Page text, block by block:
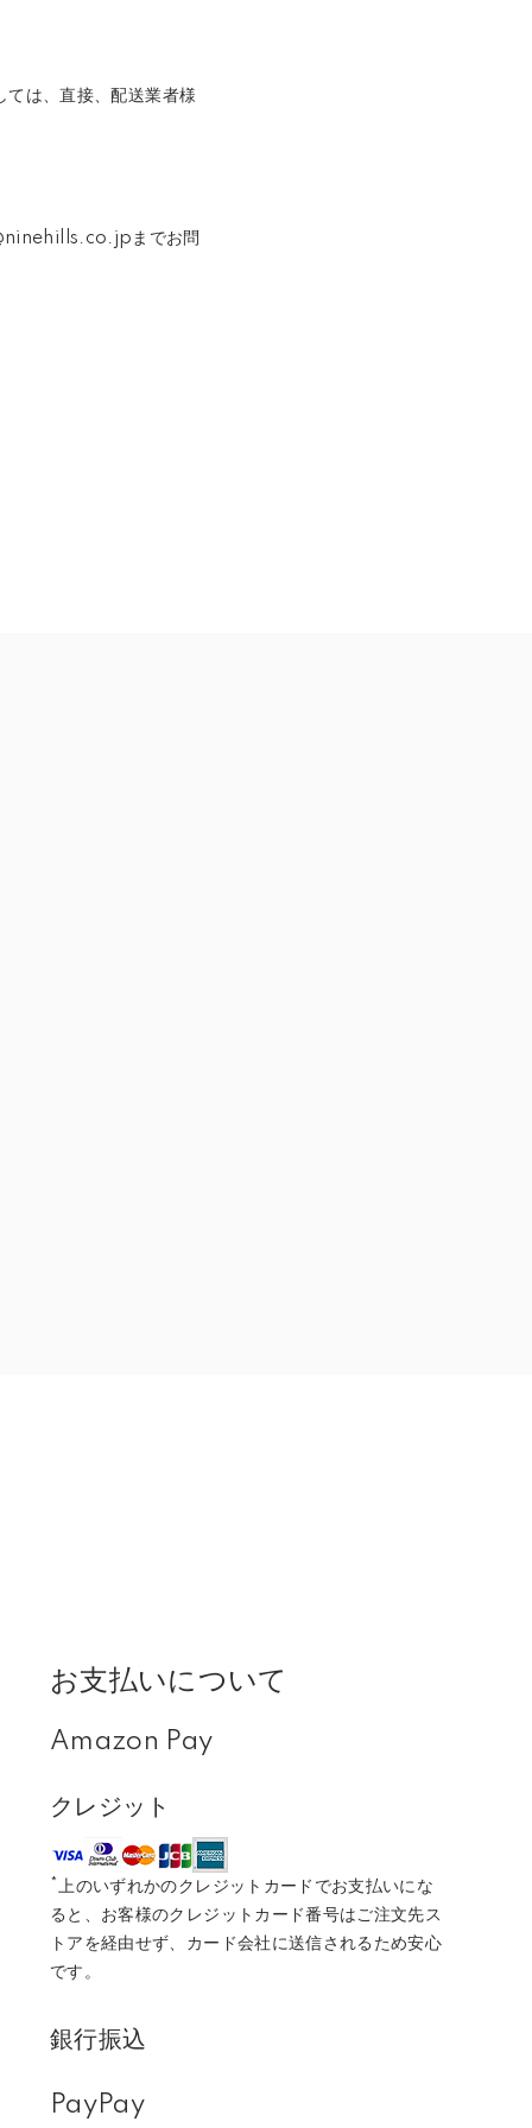
ては、直接、配送業者様
までお問
お支払いについて
Amazon Pay
クレジット
*上のいずれかのクレジットカードでお支払いにな
ると、お客様のクレジットカード番号はご注文先ス
トアを経由せず、カード会社に送信されるため安心
です。
銀行振込
PayPay